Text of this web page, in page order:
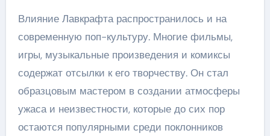
Влияние Лавкрафта распространилось и на
современную поп-культуру. Многие фильмы,
игры, музыкальные произведения и комиксы
содержат отсылки к его творчеству. Он стал
образцовым мастером в создании атмосферы
ужаса и неизвестности, которые до сих пор
остаются популярными среди поклонников